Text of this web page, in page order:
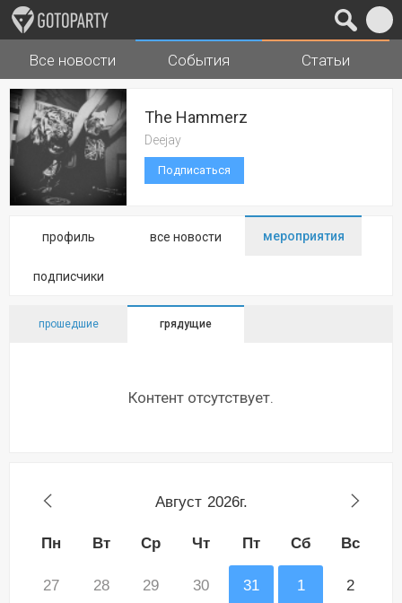
Города Музыка
Все новости События Статьи
The Hammerz
Deejay
Подписаться
профиль все новости мероприятия
подписчики
прошедшие грядущие
Контент отсутствует.
Август 2026г.
Пн Вт Ср Чт Пт Сб Вс
27 28 29 30 31 1 2